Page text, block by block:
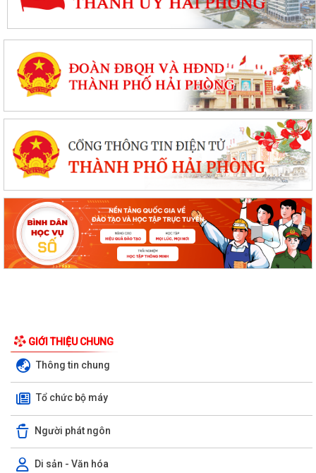
GIỚI THIỆU CHUNG
Thông tin chung
Tổ chức bộ máy
Người phát ngôn
Di sản - Văn hóa